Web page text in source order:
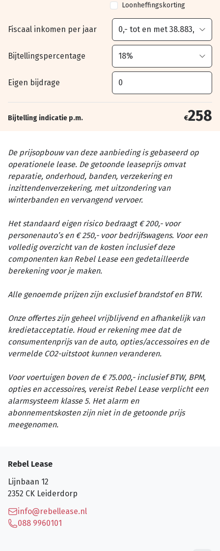
Loonheffingskorting
Fiscaal inkomen per jaar
Bijtellingspercentage
Eigen bijdrage
Bijtelling indicatie p.m. €258
De prijsopbouw van deze aanbieding is gebaseerd op
operationele lease. De getoonde leaseprijs omvat
reparatie, onderhoud, banden, verzekering en
inzittendenverzekering, met uitzondering van
winterbanden en vervangend vervoer.
Het standaard eigen risico bedraagt € 200,- voor
personenauto’s en € 250,- voor bedrijfswagens. Voor een
volledig overzicht van de kosten inclusief deze
componenten kan Rebel Lease een gedetailleerde
berekening voor je maken.
Alle genoemde prijzen zijn exclusief brandstof en BTW.
Onze offertes zijn geheel vrijblijvend en afhankelijk van
kredietacceptatie. Houd er rekening mee dat de
consumentenprijs van de auto, opties/accessoires en de
vermelde CO2-uitstoot kunnen veranderen.
Voor voertuigen boven de € 75.000,- inclusief BTW, BPM,
opties en accessoires, vereist Rebel Lease verplicht een
alarmsysteem klasse 5. Het alarm en
abonnementskosten zijn niet in de getoonde prijs
meegenomen.
Rebel Lease
Lijnbaan 12
2352 CK Leiderdorp
info@rebellease.nl
088 9960101